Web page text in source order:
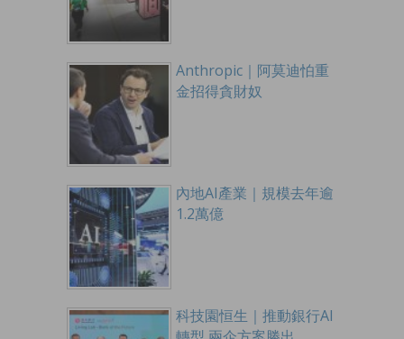
Anthropic｜阿莫迪怕重
金招得貪財奴
內地AI產業｜規模去年逾
1.2萬億
科技園恒生｜推動銀行AI